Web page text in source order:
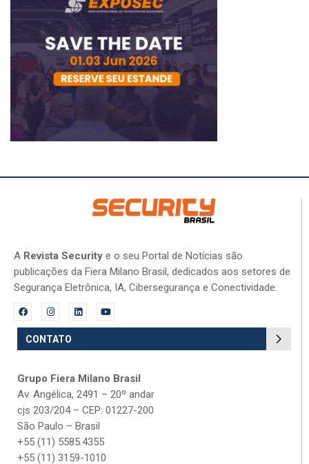
A Revista Security e o seu Portal de Notícias são
publicações da Fiera Milano Brasil, dedicados aos setores de
Segurança Eletrônica, IA, Cibersegurança e Conectividade.
CONTATO
Grupo Fiera Milano Brasil
Av. Angélica, 2491 – 20º andar
cjs 203/204 – CEP: 01227-200
São Paulo – Brasil
+55 (11) 5585.4355
+55 (11) 3159-1010